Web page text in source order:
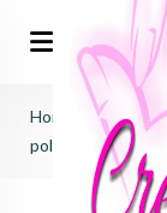
Home Victoria
polish
pure